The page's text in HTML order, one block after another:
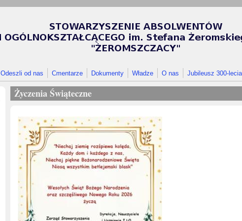
Odeszli od nas Cmentarze Dokumenty Władze O nas Jubileusz 300-lecia
Życzenia Świąteczne